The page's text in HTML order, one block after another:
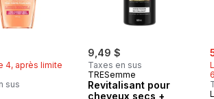
4, après limite
sus
9,49 $
Taxes en sus
TRESemme
Revitalisant pour
cheveux secs +